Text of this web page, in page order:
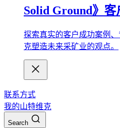
Solid Ground》客
探索真实的客户成功案例
克塑造未来采矿业的观点。
联系方式
我的山特维克
Search